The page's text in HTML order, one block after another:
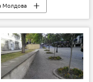
Молдова